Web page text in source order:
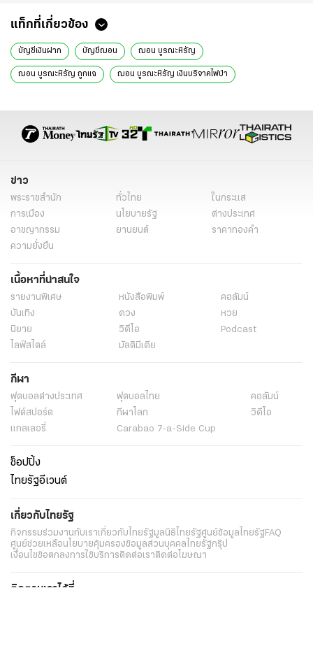
แท็กที่เกี่ยวข้อง
บัญชีเงินฝาก บัญชีฌอน ฌอน บูรณะหิรัญ
ฌอน บูรณะหิรัญ ถูกแฉ ฌอน บูรณะหิรัญ เงินบริจาคไฟป่า
ข่าว
พระราชสำนัก ทั่วไทย
ในกระแส
การเมือง
นโยบายรัฐ
ต่างประเทศ
อาชญากรรม
ยานยนต์
ราคาทองคำ
ความยั่งยืน
เนื้อหาที่น่าสนใจ
รายงานพิเศษ หนังสือพิมพ์
คอลัมน์
บันเทิง
ดวง
หวย
นิยาย
วิดีโอ
Podcast
ไลฟ์สไตล์
มัลติมีเดีย
กีฬา
ฟุตบอลต่่างประเทศ ฟุตบอลไทย
คอลัมน์
ไฟต์สปอร์ต
กีฬาโลก
วิดีโอ
แกลเลอรี่
Carabao 7-a-Side Cup
ช็อปปิ้ง
ไทยรัฐอีเวนต์
เกี่ยวกับไทยรัฐ
กิจกรรมร่วมงานกับเราเกี่ยวกับไทยรัฐมูลนิธิไทยรัฐศูนย์ข้อมูลไทยรัฐFAQ
ศูนย์ช่วยเหลือนโยบายคุ้มครองข้อมูลส่วนบุคคลไทยรัฐกรุ๊ป
เงื่อนไขข้อตกลงการใช้บริการติดต่อเราติดต่อโฆษณา
ติดตามเราได้ที่